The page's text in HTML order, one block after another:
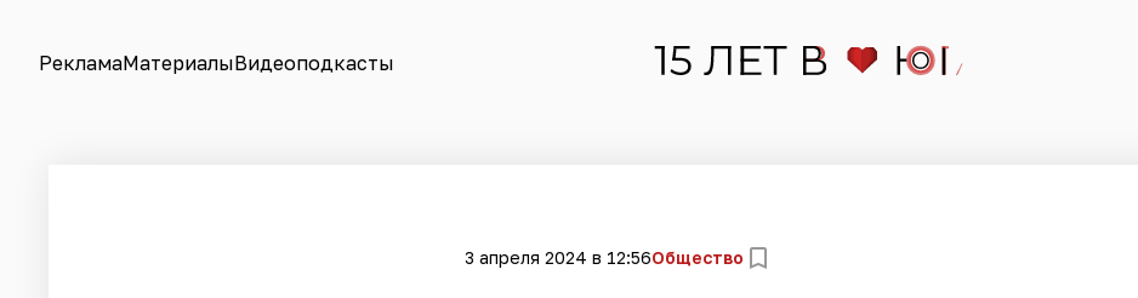
РекламаМатериалыВидеоподкасты
3 апреля 2024 в 12:56Общество